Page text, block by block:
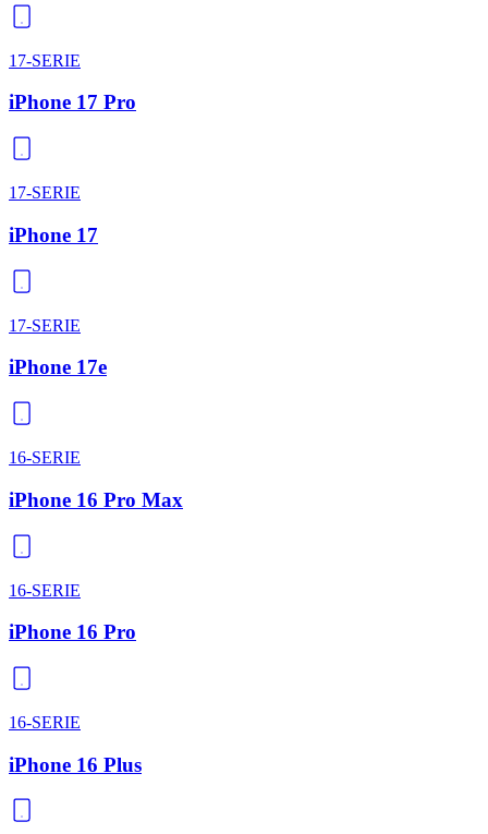
17-SERIE
iPhone 17 Pro
17-SERIE
iPhone 17
17-SERIE
iPhone 17e
16-SERIE
iPhone 16 Pro Max
16-SERIE
iPhone 16 Pro
16-SERIE
iPhone 16 Plus